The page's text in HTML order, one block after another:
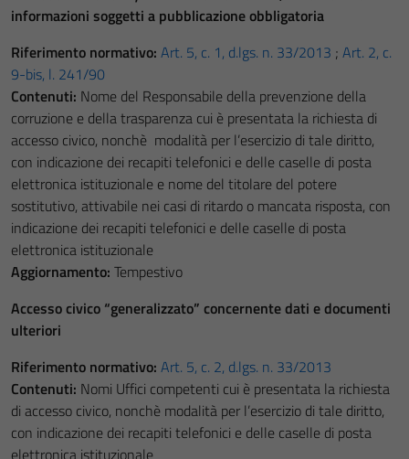
informazioni soggetti a pubblicazione obbligatoria
Riferimento normativo: Art. 5, c. 1, d.lgs. n. 33/2013 ; Art. 2, c.
9-bis, l. 241/90
Contenuti: Nome del Responsabile della prevenzione della
corruzione e della trasparenza cui è presentata la richiesta di
accesso civico, nonchè modalità per l’esercizio di tale diritto,
con indicazione dei recapiti telefonici e delle caselle di posta
elettronica istituzionale e nome del titolare del potere
sostitutivo, attivabile nei casi di ritardo o mancata risposta, con
indicazione dei recapiti telefonici e delle caselle di posta
elettronica istituzionale
Aggiornamento: Tempestivo
Accesso civico “generalizzato” concernente dati e documenti
ulteriori
Riferimento normativo: Art. 5, c. 2, d.lgs. n. 33/2013
Contenuti: Nomi Uffici competenti cui è presentata la richiesta
di accesso civico, nonchè modalità per l’esercizio di tale diritto,
con indicazione dei recapiti telefonici e delle caselle di posta
elettronica istituzionale